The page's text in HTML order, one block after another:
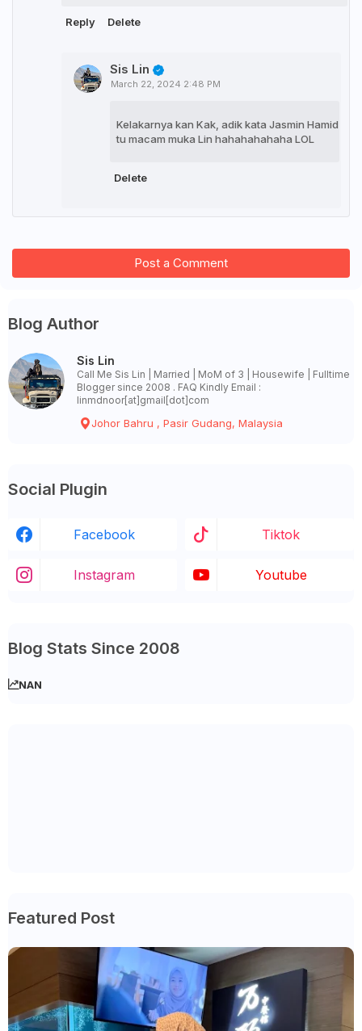
Reply Delete
Sis Lin
March 22, 2024 2:48 PM
Kelakarnya kan Kak, adik kata Jasmin Hamid
tu macam muka Lin hahahahahaha LOL
Delete
Post a Comment
Blog Author
Sis Lin
Call Me Sis Lin | Married | MoM of 3 | Housewife | Fulltime
Blogger since 2008 . FAQ Kindly Email :
linmdnoor[at]gmail[dot]com
Johor Bahru , Pasir Gudang, Malaysia
Social Plugin
Facebook Tiktok
Instagram Youtube
Blog Stats Since 2008
NAN
Featured Post